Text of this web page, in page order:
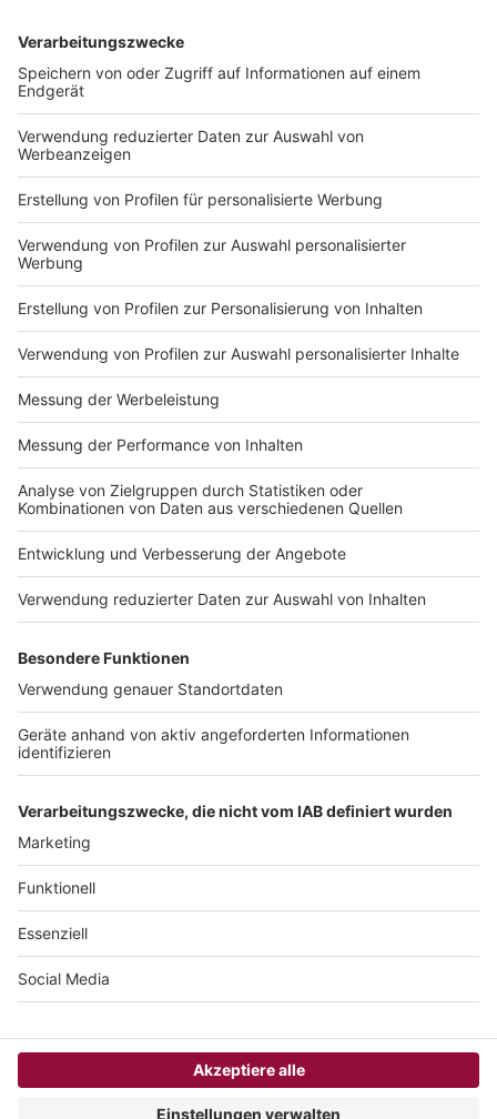
KONTAKT UND IMPRESSUM
AGB
DATENSCHUTZ
MEDIADATEN BRIEFING (PDF)
MEDIADATEN PRINT (PDF)
MEDIADATEN NEWS-WEBSITE (PDF)
ALLE COMPUTERWORLD BRIEFINGS
STELLENMARKT
Computerworld Newsletter
JETZT ABONNIEREN
männliche Form genannt, stets sind aber die weibliche und andere Formen
gleichermaßen mitgemeint.